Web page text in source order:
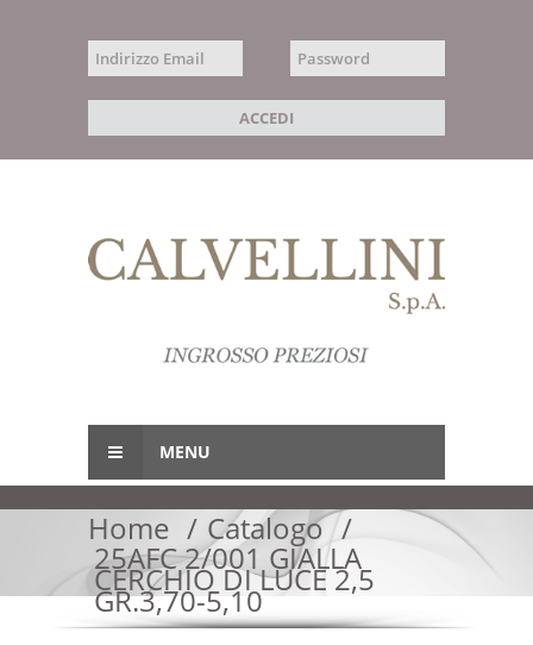
MENU
Home Catalogo
25AFC 2/001 GIALLA
CERCHIO DI LUCE 2,5
GR.3,70-5,10